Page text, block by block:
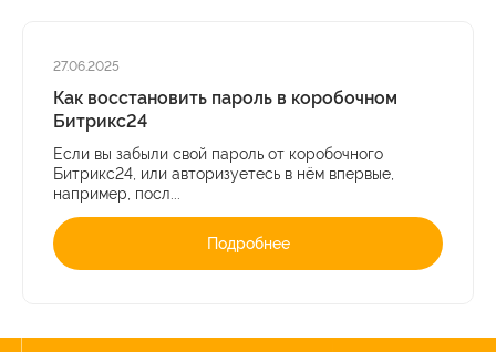
27.06.2025
Как восстановить пароль в коробочном
Битрикс24
Если вы забыли свой пароль от коробочного
Битрикс24, или авторизуетесь в нём впервые,
например, посл...
Подробнее